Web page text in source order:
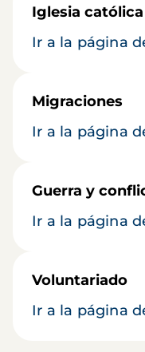
Iglesia católica
Ir a la página
Migraciones
Ir a la página
Guerra y
Ir a la página
Voluntariado
Ir a la página